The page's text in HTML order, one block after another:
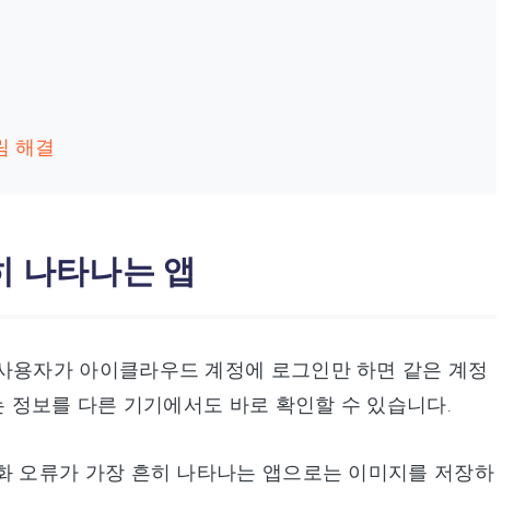
해결
나타나는 앱
자가 아이클라우드 계정에 로그인만 하면 같은 계정
보를 다른 기기에서도 바로 확인할 수 있습니다.
오류가 가장 흔히 나타나는 앱으로는 이미지를 저장하